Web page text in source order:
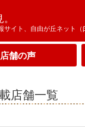
サイト、自由が丘ネット（
店舗の声
店舗一覧